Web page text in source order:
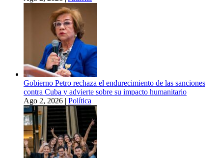
Gobierno Petro rechaza el endurecimiento de las sanciones
contra Cuba y advierte sobre su impacto humanitario
Ago 2, 2026 | Política